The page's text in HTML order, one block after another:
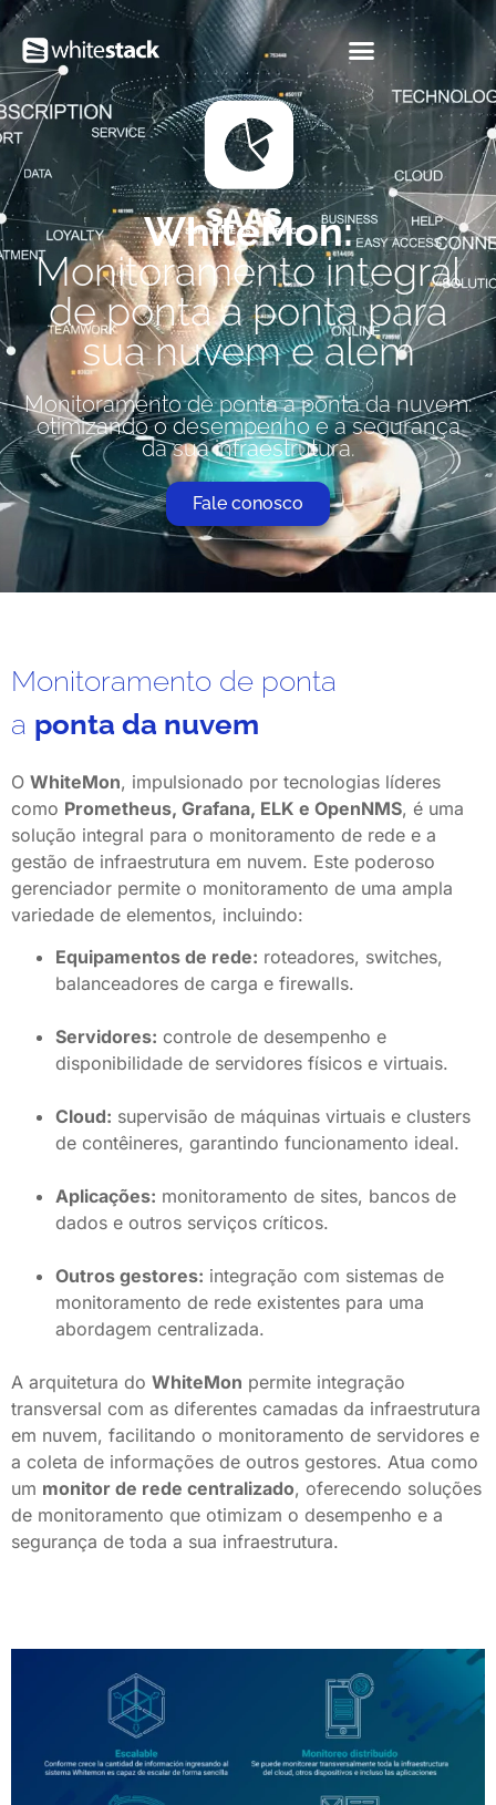
WhiteMon:
Monitoramento integral
de ponta a ponta para
sua nuvem e além
Monitoramento de ponta a ponta da nuvem:
otimizando o desempenho e a segurança
da sua infraestrutura.
Fale conosco
Monitoramento de ponta
a ponta da nuvem
O WhiteMon, impulsionado por tecnologias líderes
como Prometheus, Grafana, ELK e OpenNMS, é uma
solução integral para o monitoramento de rede e a
gestão de infraestrutura em nuvem. Este poderoso
gerenciador permite o monitoramento de uma ampla
variedade de elementos, incluindo:
Equipamentos de rede: roteadores, switches,
balanceadores de carga e firewalls.
Servidores: controle de desempenho e
disponibilidade de servidores físicos e virtuais.
Cloud: supervisão de máquinas virtuais e clusters
de contêineres, garantindo funcionamento ideal.
Aplicações: monitoramento de sites, bancos de
dados e outros serviços críticos.
Outros gestores: integração com sistemas de
monitoramento de rede existentes para uma
abordagem centralizada.
A arquitetura do WhiteMon permite integração
transversal com as diferentes camadas da infraestrutura
em nuvem, facilitando o monitoramento de servidores e
a coleta de informações de outros gestores. Atua como
um monitor de rede centralizado, oferecendo soluções
de monitoramento que otimizam o desempenho e a
segurança de toda a sua infraestrutura.